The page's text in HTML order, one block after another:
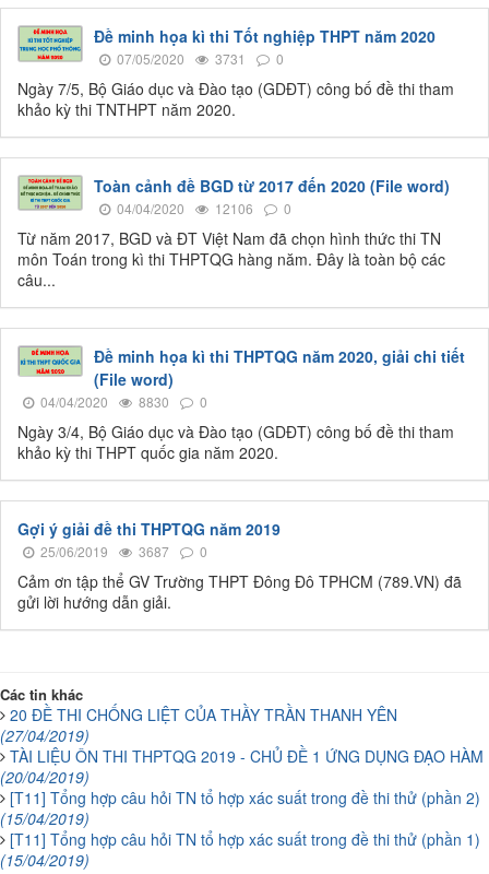
Đề minh họa kì thi Tốt nghiệp THPT năm 2020
07/05/2020 3731 0
Ngày 7/5, Bộ Giáo dục và Đào tạo (GDĐT) công bố đề thi tham
khảo kỳ thi TNTHPT năm 2020.
Toàn cảnh đề BGD từ 2017 đến 2020 (File word)
04/04/2020 12106 0
Từ năm 2017, BGD và ĐT Việt Nam đã chọn hình thức thi TN
môn Toán trong kì thi THPTQG hàng năm. Đây là toàn bộ các
câu...
Đề minh họa kì thi THPTQG năm 2020, giải chi tiết
(File word)
04/04/2020 8830 0
Ngày 3/4, Bộ Giáo dục và Đào tạo (GDĐT) công bố đề thi tham
khảo kỳ thi THPT quốc gia năm 2020.
Gợi ý giải đề thi THPTQG năm 2019
25/06/2019 3687 0
Cảm ơn tập thể GV Trường THPT Đông Đô TPHCM (789.VN) đã
gửi lời hướng dẫn giải.
Các tin khác
20 ĐỀ THI CHỐNG LIỆT CỦA THẦY TRẦN THANH YÊN
(27/04/2019)
TÀI LIỆU ÔN THI THPTQG 2019 - CHỦ ĐỀ 1 ỨNG DỤNG ĐẠO HÀM
(20/04/2019)
[T11] Tổng hợp câu hỏi TN tổ hợp xác suất trong đề thi thử (phần 2)
(15/04/2019)
[T11] Tổng hợp câu hỏi TN tổ hợp xác suất trong đề thi thử (phần 1)
(15/04/2019)